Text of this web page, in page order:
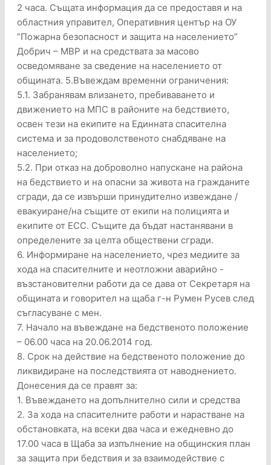
2 часа. Същата информация да се предоставя и на
областния управител, Оперативния център на ОУ
”Пожарна безопасност и защита на населението”
Добрич – МВР и на средствата за масово
осведомяване за сведение на населението от
общината. 5.Въвеждам временни ограничения:
5.1. Забранявам влизането, пребиваването и
движението на МПС в районите на бедствието,
освен тези на екипите на Единната спасителна
система и за продоволственото снабдяване на
населението;
5.2. При отказ на доброволно напускане на района
на бедствието и на опасни за живота на гражданите
сгради, да се извърши принудително извеждане /
евакуиране/на същите от екипи на полицията и
екипите от ЕСС. Същите да бъдат настанявани в
определените за целта обществени сгради.
6. Информиране на населението, чрез медиите за
хода на спасителните и неотложни аварийно -
възстановителни работи да се дава от Секретаря на
общината и говорител на щаба г-н Румен Русев след
съгласуване с мен.
7. Начало на въвеждане на бедственото положение
– 06.00 часа на 20.06.2014 год.
8. Срок на действие на бедственото положение до
ликвидиране на последствията от наводнението.
Донесения да се правят за:
1. Въвеждането на допълнително сили и средства
2. За хода на спасителните работи и нарастване на
обстановката, на всеки два часа и ежедневно до
17.00 часа в Щаба за изпълнение на общинския план
за защита при бедствия и за взаимодействие с